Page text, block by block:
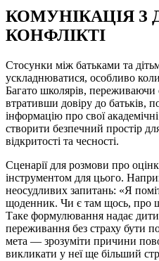
КОМУНІКАЦІЯ
КОНФЛІКТІ
Стосунки між батьками та
ускладнюватися, особливо
Багато школярів, переживаючи
втративши довіру до батьків,
інформацію про свої
створити безпечний простір
відкритості та чесності.
Сценарії для розмови про
інструментом для цього.
неосудливих запитань: «Я
щоденник. Чи є там щось, про
Таке формулювання надає
переживання без страху бути
мета — зрозуміти причини
викликати у неї ще більший